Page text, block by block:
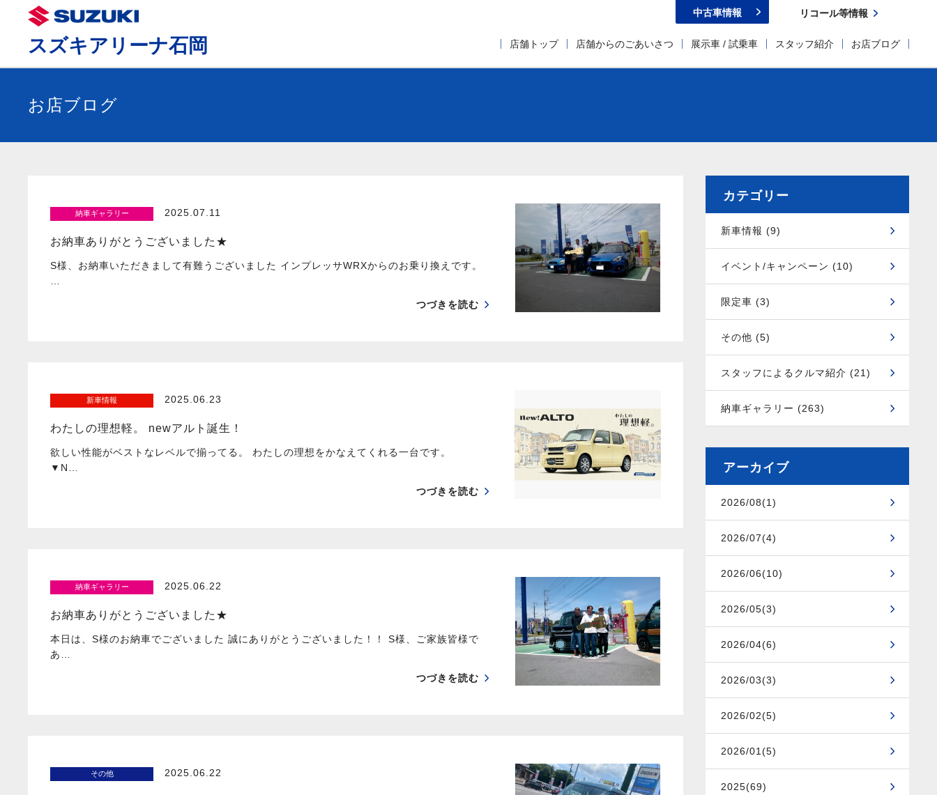
スズキアリーナ石岡 店舗トップ 店舗からのごあいさつ 展示車 / 試乗車 スタッフ紹介 お店ブログ
中古車情報 リコール等情報
お店ブログ
納車ギャラリー 2025.07.11
お納車ありがとうございました★
S様、お納車いただきまして有難うございました インプレッサWRXからのお乗り換えです。
つづきを読む
新車情報 2025.06.23
わたしの理想軽。 newアルト誕生！
欲しい性能がベストなレベルで揃ってる。 わたしの理想をかなえてくれる一台です。
▼N…
つづきを読む
納車ギャラリー 2025.06.22
お納車ありがとうございました★
本日は、S様のお納車でございました 誠にありがとうございました！！ S様、ご家族皆様で
あ…
つづきを読む
その他 2025.06.22
カテゴリー
新車情報 (9)
イベント/キャンペーン (10)
限定車 (3)
その他 (5)
スタッフによるクルマ紹介 (21)
納車ギャラリー (263)
アーカイブ
2026/08(1)
2026/07(4)
2026/06(10)
2026/05(3)
2026/04(6)
2026/03(3)
2026/02(5)
2026/01(5)
2025(69)